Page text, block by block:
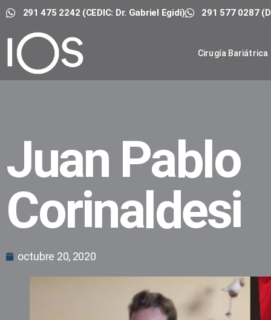
291 475 2242 (CEDIC: Dr. Gabriel Egidi) 291 577 0287
Cirugía Bariátrica
Juan Pablo
Corinaldesi
octubre 20, 2020